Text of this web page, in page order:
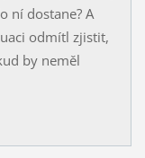
ní dostane? A
odmítl zjistit,
by neměl